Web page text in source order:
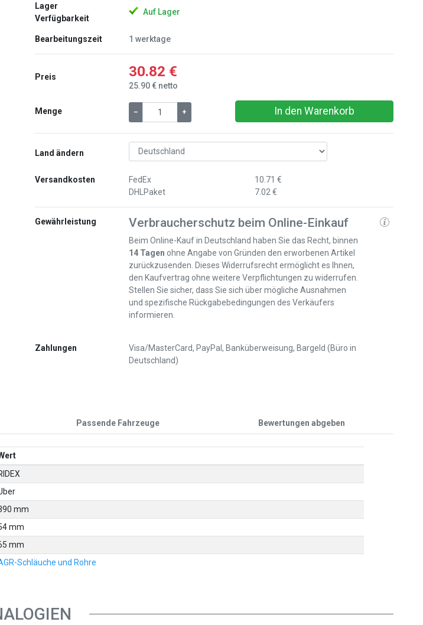
Lager
Verfügbarkeit
Auf Lager
Bearbeitungszeit 1 werktage
Preis 30.82 €
25.90 € netto
Menge – + In den Warenkorb
Land ändern
Versandkosten
FedEx
DHLPaket
10.71 €
7.02 €
Gewährleistung Verbraucherschutz beim Online-Einkauf
Beim Online-Kauf in Deutschland haben Sie das Recht, binnen
14 Tagen ohne Angabe von Gründen den erworbenen Artikel
zurückzusenden. Dieses Widerrufsrecht ermöglicht es Ihnen,
den Kaufvertrag ohne weitere Verpflichtungen zu widerrufen.
Stellen Sie sicher, dass Sie sich über mögliche Ausnahmen
und spezifische Rückgabebedingungen des Verkäufers
informieren.
Zahlungen
Visa/MasterCard, PayPal, Banküberweisung, Bargeld (Büro in
Deutschland)
Passende Fahrzeuge Bewertungen abgeben
mm
mm
mm
Schläuche und Rohre